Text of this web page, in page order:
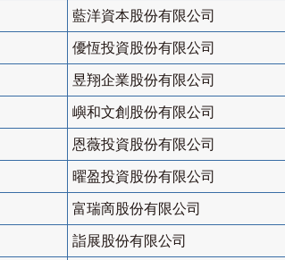
藍洋資本股份有限公司
優恆投資股份有限公司
昱翔企業股份有限公司
嶼和文創股份有限公司
恩薇投資股份有限公司
曜盈投資股份有限公司
富瑞啇股份有限公司
詣展股份有限公司